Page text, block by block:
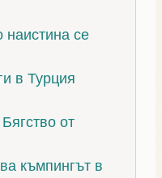
наистина се
в Турция
от
къмпингът в